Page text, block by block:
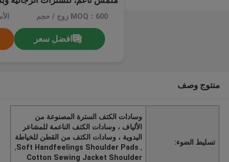
MOQ：600 زوج / حجم
افضل سعر
منتوج وصف
تسليط الضوء:
وسادات الكتف السترة المصنوعة من
الألياف ، وسادات الكتف الناعمة للمشاعر
اليدوية ، وسادات الكتف من القطن للخياطة
,
Soft Handfeelings Shoulder Pads
,
Cotton Sewing Jacket Shoulder